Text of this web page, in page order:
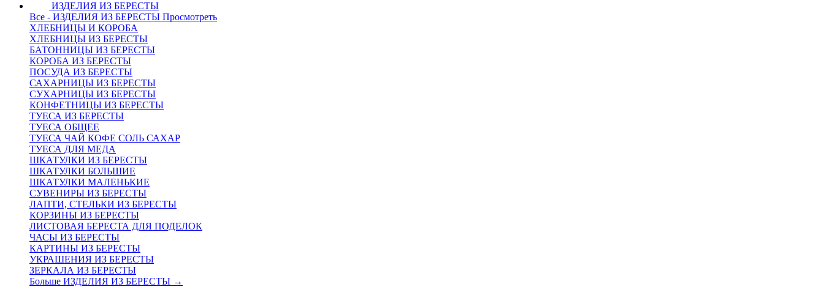
ИЗДЕЛИЯ ИЗ БЕРЕСТЫ
Все - ИЗДЕЛИЯ ИЗ БЕРЕСТЫ Просмотреть
ХЛЕБНИЦЫ И КОРОБА
ХЛЕБНИЦЫ ИЗ БЕРЕСТЫ
БАТОННИЦЫ ИЗ БЕРЕСТЫ
КОРОБА ИЗ БЕРЕСТЫ
ПОСУДА ИЗ БЕРЕСТЫ
САХАРНИЦЫ ИЗ БЕРЕСТЫ
СУХАРНИЦЫ ИЗ БЕРЕСТЫ
КОНФЕТНИЦЫ ИЗ БЕРЕСТЫ
ТУЕСА ИЗ БЕРЕСТЫ
ТУЕСА ОБЩЕЕ
ТУЕСА ЧАЙ КОФЕ СОЛЬ САХАР
ТУЕСА ДЛЯ МЕДА
ШКАТУЛКИ ИЗ БЕРЕСТЫ
ШКАТУЛКИ БОЛЬШИЕ
ШКАТУЛКИ МАЛЕНЬКИЕ
СУВЕНИРЫ ИЗ БЕРЕСТЫ
ЛАПТИ, СТЕЛЬКИ ИЗ БЕРЕСТЫ
КОРЗИНЫ ИЗ БЕРЕСТЫ
ЛИСТОВАЯ БЕРЕСТА ДЛЯ ПОДЕЛОК
ЧАСЫ ИЗ БЕРЕСТЫ
КАРТИНЫ ИЗ БЕРЕСТЫ
УКРАШЕНИЯ ИЗ БЕРЕСТЫ
ЗЕРКАЛА ИЗ БЕРЕСТЫ
Больше ИЗДЕЛИЯ ИЗ БЕРЕСТЫ →